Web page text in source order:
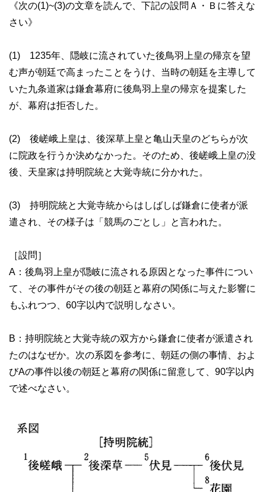
《次の(1)~(3)の文章を読んで、下記の設問Ａ・Ｂに答えな
さい》
(1) 1235年、隠岐に流されていた後鳥羽上皇の帰京を望
む声が朝廷で高まったことをうけ、当時の朝廷を主導して
いた九条道家は鎌倉幕府に後鳥羽上皇の帰京を提案した
が、幕府は拒否した。
(2) 後嵯峨上皇は、後深草上皇と亀山天皇のどちらが次
に院政を行うか決めなかった。そのため、後嵯峨上皇の没
後、天皇家は持明院統と大覚寺統に分かれた。
(3) 持明院統と大覚寺統からはしばしば鎌倉に使者が派
遣され、その様子は「競馬のごとし」と言われた。
［設問］
A：後鳥羽上皇が隠岐に流される原因となった事件につい
て、その事件がその後の朝廷と幕府の関係に与えた影響に
もふれつつ、60字以内で説明しなさい。
B：持明院統と大覚寺統の双方から鎌倉に使者が派遣され
たのはなぜか。次の系図を参考に、朝廷の側の事情、およ
びAの事件以後の朝廷と幕府の関係に留意して、90字以内
で述べなさい。